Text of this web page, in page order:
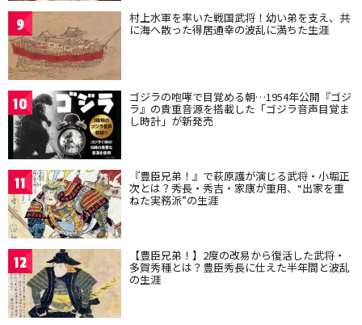
9 村上水軍を率いた戦国武将！幼い弟を支え、共
に海へ散った得居通幸の波乱に満ちた生涯
10 ゴジラの咆哮で目覚める朝…1954年公開『ゴジ
ラ』の貴重音源を搭載した「ゴジラ音声目覚ま
し時計」が新発売
11 『豊臣兄弟！』で萩原護が演じる武将・小堀正
次とは？秀長・秀吉・家康が重用、“出家を重
ねた実務派”の生涯
12 【豊臣兄弟！】2度の改易から復活した武将・
多賀秀種とは？豊臣秀長に仕えた半年間と波乱
の生涯